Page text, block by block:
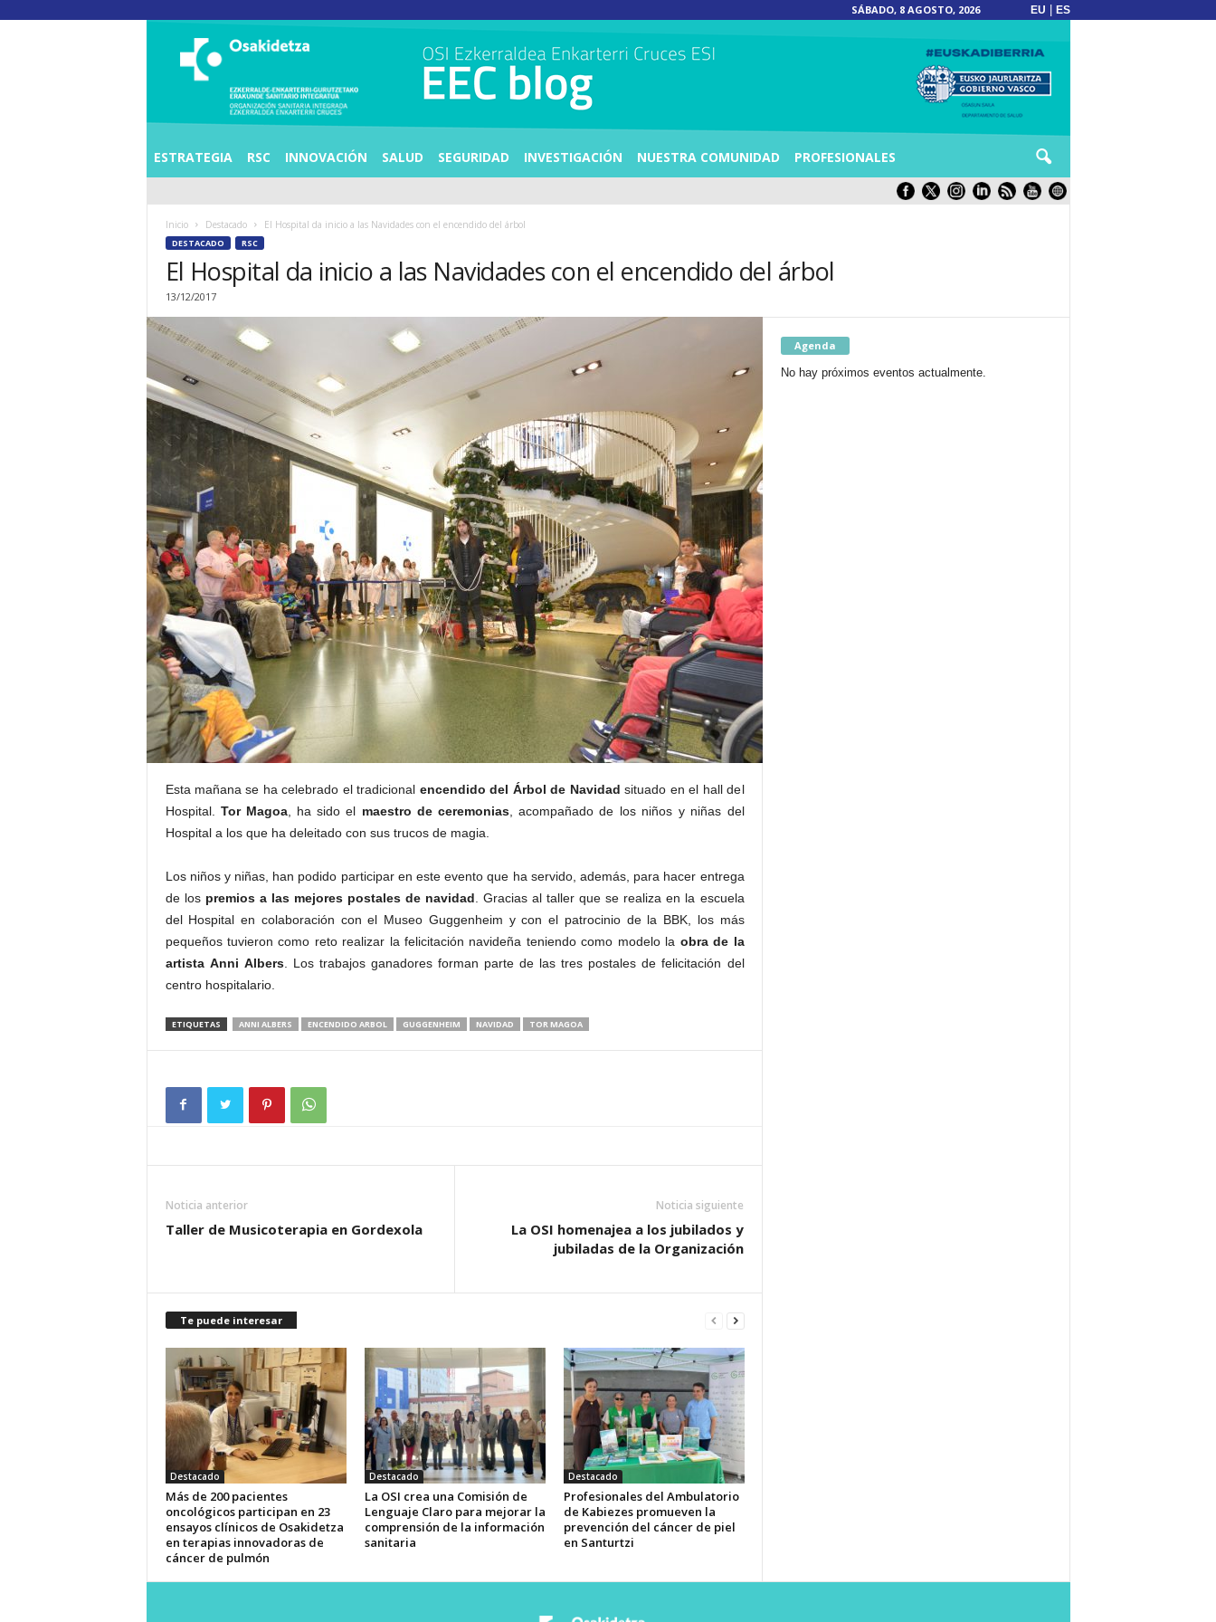
SÁBADO, 8 AGOSTO, 2026 EU ES
A
N
A
R
T
E
R
C
R
U
C
E
S
ESTRATEGIA RSC INNOVACIÓN SALUD SEGURIDAD INVESTIGACIÓN NUESTRA COMUNIDAD PROFESIONALES
Inicio Destacado El Hospital da inicio a las Navidades con el encendido del árbol
DESTACADO RSC
El Hospital da inicio a las Navidades con el encendido del árbol
13/12/2017
Esta mañana se ha celebrado el tradicional encendido del Árbol de Navidad situado en el hall del
Hospital. Tor Magoa, ha sido el maestro de ceremonias, acompañado de los niños y niñas del
Hospital a los que ha deleitado con sus trucos de magia.
Los niños y niñas, han podido participar en este evento que ha servido, además, para hacer entrega
de los premios a las mejores postales de navidad . Gracias al taller que se realiza en la escuela
del Hospital en colaboración con el Museo Guggenheim y con el patrocinio de la BBK, los más
pequeños tuvieron como reto realizar la felicitación navideña teniendo como modelo la obra de la
artista Anni Albers. Los trabajos ganadores forman parte de las tres postales de felicitación del
centro hospitalario.
ETIQUETAS ANNI ALBERS ENCENDIDO ARBOL GUGGENHEIM NAVIDAD TOR MAGOA
Noticia anterior
Taller de Musicoterapia en Gordexola
Noticia siguiente
La OSI homenajea a los jubilados y
jubiladas de la Organización
Te puede interesar
Destacado
Más de 200 pacientes
oncológicos participan en 23
ensayos clínicos de Osakidetza
en terapias innovadoras de
cáncer de pulmón
Destacado
La OSI crea una Comisión de
Lenguaje Claro para mejorar la
comprensión de la información
sanitaria
Destacado
Profesionales del Ambulatorio
de Kabiezes promueven la
prevención del cáncer de piel
en Santurtzi
Agenda
No hay próximos eventos actualmente.